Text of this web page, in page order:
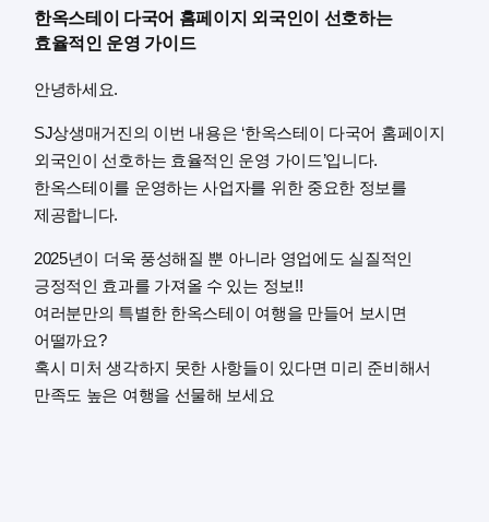
한옥스테이 다국어 홈페이지 외국인이 선호하는
효율적인 운영 가이드
안녕하세요.
SJ상생매거진의 이번 내용은 ‘한옥스테이 다국어 홈페이지
외국인이 선호하는 효율적인 운영 가이드’입니다.
한옥스테이를 운영하는 사업자를 위한 중요한 정보를
제공합니다.
2025년이 더욱 풍성해질 뿐 아니라 영업에도 실질적인
긍정적인 효과를 가져올 수 있는 정보!!
여러분만의 특별한 한옥스테이 여행을 만들어 보시면
어떨까요?
혹시 미처 생각하지 못한 사항들이 있다면 미리 준비해서
만족도 높은 여행을 선물해 보세요